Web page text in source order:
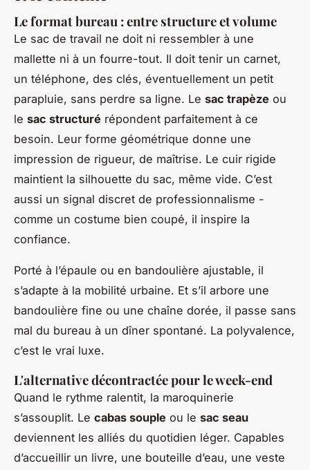
Le format bureau : entre structure et volume
Le sac de travail ne doit ni ressembler à une
mallette ni à un fourre-tout. Il doit tenir un carnet,
un téléphone, des clés, éventuellement un petit
parapluie, sans perdre sa ligne. Le sac trapèze ou
le sac structuré répondent parfaitement à ce
besoin. Leur forme géométrique donne une
impression de rigueur, de maîtrise. Le cuir rigide
maintient la silhouette du sac, même vide. C’est
aussi un signal discret de professionnalisme -
comme un costume bien coupé, il inspire la
confiance.
Porté à l’épaule ou en bandoulière ajustable, il
s’adapte à la mobilité urbaine. Et s’il arbore une
bandoulière fine ou une chaîne dorée, il passe sans
mal du bureau à un dîner spontané. La polyvalence,
c’est le vrai luxe.
L'alternative décontractée pour le week-end
Quand le rythme ralentit, la maroquinerie
s’assouplit. Le cabas souple ou le sac seau
deviennent les alliés du quotidien léger. Capables
d’accueillir un livre, une bouteille d’eau, une veste